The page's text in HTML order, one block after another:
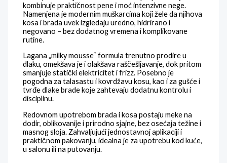
kombinuje praktičnost pene i moć intenzivne nege.
Namenjena je modernim muškarcima koji žele da njihova
kosa i brada uvek izgledaju uredno, hidrirano i
negovano – bez dodatnog vremena i komplikovane
rutine.
Lagana „milky mousse“ formula trenutno prodire u
dlaku, omekšava je i olakšava raščešljavanje, dok pritom
smanjuje statički elektricitet i frizz. Posebno je
pogodna za talasastu i kovrdžavu kosu, kao i za gušće i
tvrđe dlake brade koje zahtevaju dodatnu kontrolu i
disciplinu.
Redovnom upotrebom brada i kosa postaju meke na
dodir, oblikovanije i prirodno sjajne, bez osećaja težine i
masnog sloja. Zahvaljujući jednostavnoj aplikaciji i
praktičnom pakovanju, idealna je za upotrebu kod kuće,
u salonu ili na putovanju.